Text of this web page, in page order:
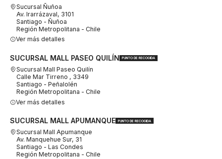
Sucursal Ñuñoa
Av. Irarrázaval, 3101
Santiago - Ñuñoa
Región Metropolitana - Chile
Ver más detalles
SUCURSAL MALL PASEO QUILÍN PUNTO DE RECOGIDA
Sucursal Mall Paseo Quilín
Calle Mar Tirreno , 3349
Santiago - Peñalolén
Región Metropolitana - Chile
Ver más detalles
SUCURSAL MALL APUMANQUE PUNTO DE RECOGIDA
Sucursal Mall Apumanque
Av. Manquehue Sur, 31
Santiago - Las Condes
Región Metropolitana - Chile